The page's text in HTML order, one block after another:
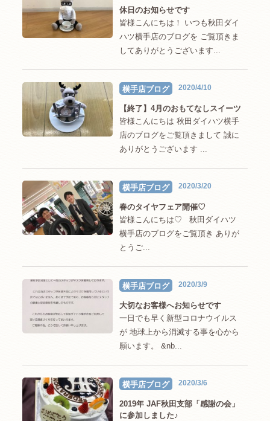
休日のお知らせです
皆様こんにちは！ いつも秋田ダイ
ハツ横手店のブログを ご覧頂きま
してありがとうございます...
横手店ブログ 2020/4/10
【終了】4月のおもてなしスイーツ
皆様こんにちは 秋田ダイハツ横手
店のブログをご覧頂きまして 誠に
ありがとうございます ...
横手店ブログ 2020/3/20
春のタイヤフェア開催♡
皆様こんにちは♡ 秋田ダイハツ
横手店のブログをご覧頂き ありが
とうご...
横手店ブログ 2020/3/9
大切なお客様へお知らせです
一日でも早く新型コロナウイルス
が 地球上から消滅する事を心から
願います。 &nb...
横手店ブログ 2020/3/6
2019年 JAF秋田支部「感謝の会」
に参加しました♪